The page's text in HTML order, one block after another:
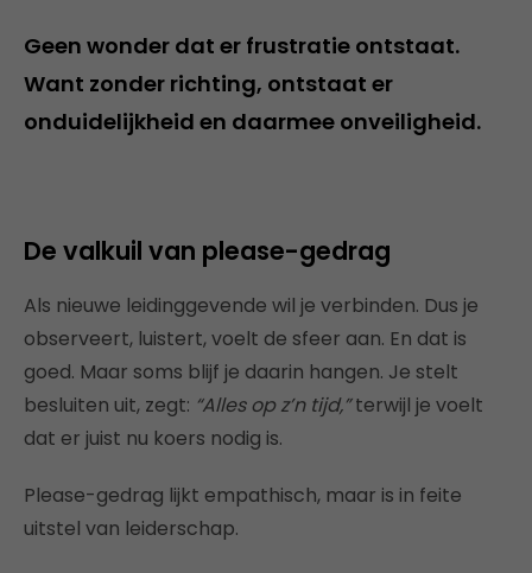
Geen wonder dat er frustratie ontstaat.
Want zonder richting, ontstaat er
onduidelijkheid en daarmee onveiligheid.
De valkuil van please-gedrag
Als nieuwe leidinggevende wil je verbinden. Dus je
observeert, luistert, voelt de sfeer aan. En dat is
goed. Maar soms blijf je daarin hangen. Je stelt
besluiten uit, zegt: “Alles op z’n tijd,”terwijl je voelt
dat er juist nu koers nodig is.
Please-gedrag lijkt empathisch, maar is in feite
uitstel van leiderschap.